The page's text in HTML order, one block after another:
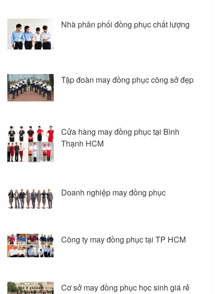
Nhà phân phối đồng phục chất lượng
Tập đoàn may đồng phục công sở đẹp
Cửa hàng may đồng phục tại Bình
Thạnh HCM
Doanh nghiệp may đồng phục
Công ty may đồng phục tại TP HCM
Cơ sở may đồng phục học sinh giá rẻ